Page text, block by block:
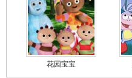
花园宝宝